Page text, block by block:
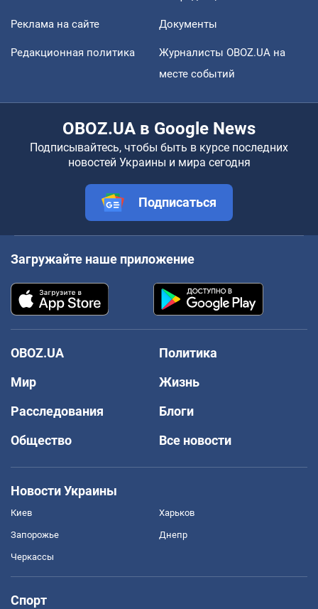
Реклама на сайте Документы
Редакционная политика
Журналисты OBOZ.UA на
месте событий
OBOZ.UA в Google News
Подписывайтесь, чтобы быть в курсе последних
новостей Украины и мира сегодня
Подписаться
Загружайте наше приложение
OBOZ.UA
Политика
Мир
Жизнь
Расследования
Блоги
Общество
Все новости
Новости Украины
Киев Харьков
Запорожье Днепр
Черкассы
Спорт